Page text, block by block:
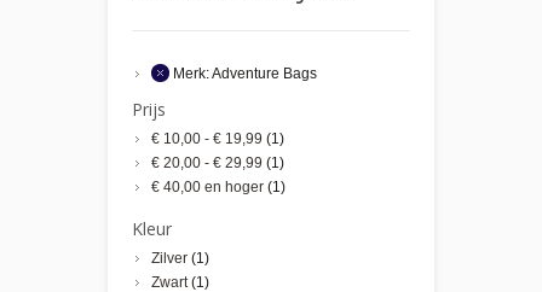
Merk:Adventure Bags
Prijs
€ 10,00 - € 19,99 (1)
€ 20,00 - € 29,99 (1)
€ 40,00 en hoger (1)
Kleur
Zilver (1)
Zwart(1)